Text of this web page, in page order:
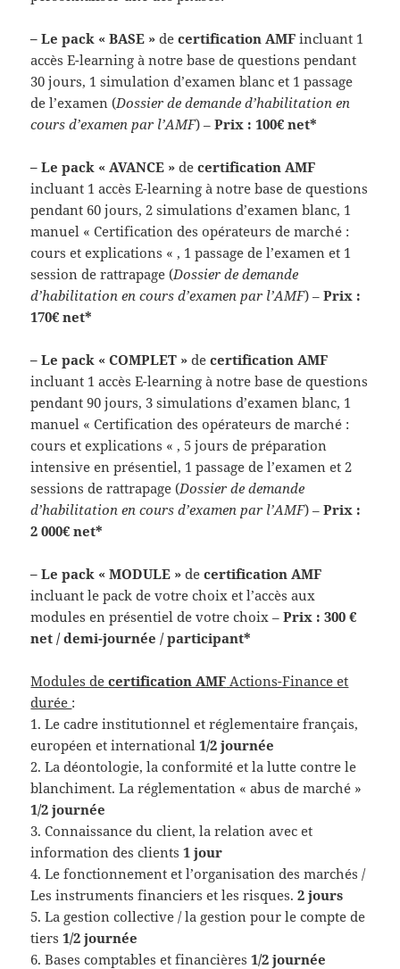
– Le pack « BASE » decertification AMF incluant 1
accès E-learning à notre base de questions pendant
30 jours, 1 simulation d’examen blanc et 1 passage
de l’examen (Dossier de demande d’habilitation en
cours d’examen par l’AMF) –Prix : 100€ net*
– Le pack « AVANCE » decertification AMF
incluant 1 accès E-learning à notre base de questions
pendant 60 jours, 2 simulations d’examen blanc, 1
manuel « Certification des opérateurs de marché :
cours et explications « , 1 passage de l’examen et 1
session de rattrapage (Dossier de demande
d’habilitation en cours d’examen par l’AMF) –Prix :
170€ net*
– Le pack « COMPLET » decertification AMF
incluant 1 accès E-learning à notre base de questions
pendant 90 jours, 3 simulations d’examen blanc, 1
manuel « Certification des opérateurs de marché :
cours et explications « , 5 jours de préparation
intensive en présentiel, 1 passage de l’examen et 2
sessions de rattrapage (Dossier de demande
d’habilitation en cours d’examen par l’AMF) –Prix :
2 000€ net*
– Le pack « MODULE »decertification AMF
incluant le pack de votre choix et l’accès aux
modules en présentiel de votre choix –Prix : 300 €
net / demi-journée / participant*
Modules decertification AMF Actions-Finance et
durée :
1. Le cadre institutionnel et réglementaire français,
européen et international1/2 journée
2. La déontologie, la conformité et la lutte contre le
blanchiment. La réglementation « abus de marché »
1/2 journée
3. Connaissance du client, la relation avec et
information des clients1 jour
4. Le fonctionnement et l’organisation des marchés /
Les instruments financiers et les risques. 2 jours
5. La gestion collective / la gestion pour le compte de
tiers1/2 journée
6. Bases comptables et financières1/2 journée